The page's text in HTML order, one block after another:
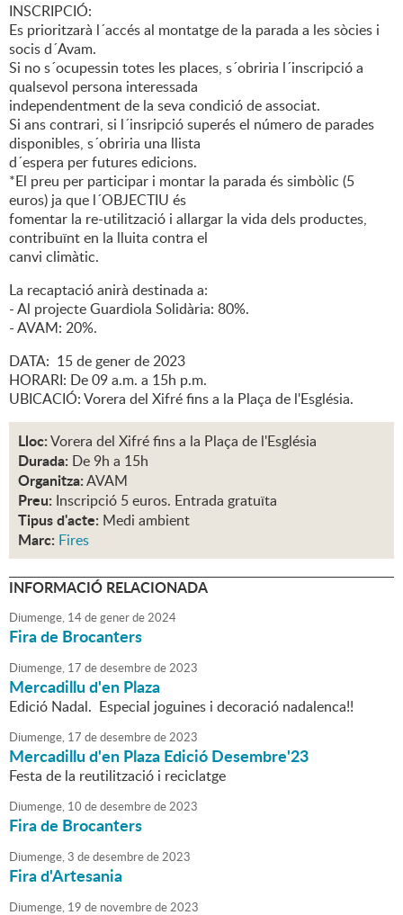
INSCRIPCIÓ:
Es prioritzarà l´accés al montatge de la parada a les sòcies i
socis d´Avam.
Si no s´ocupessin totes les places, s´obriria l´inscripció a
qualsevol persona interessada
independentment de la seva condició de associat.
Si ans contrari, si l´insripció superés el número de parades
disponibles, s´obriria una llista
d´espera per futures edicions.
*El preu per participar i montar la parada és simbòlic (5
euros) ja que l´OBJECTIU és
fomentar la re-utilització i allargar la vida dels productes,
contribuïnt en la lluita contra el
canvi climàtic.
La recaptació anirà destinada a:
- Al projecte Guardiola Solidària: 80%.
- AVAM: 20%.
DATA: 15 de gener de 2023
HORARI: De 09 a.m. a 15h p.m.
UBICACIÓ: Vorera del Xifré fins a la Plaça de l'Església.
Lloc:Vorera del Xifré fins a la Plaça de l'Església
Durada: De 9h a 15h
Organitza:AVAM
Preu: Inscripció 5 euros. Entrada gratuïta
Tipus d'acte: Medi ambient
Marc: Fires
INFORMACIÓ RELACIONADA
Diumenge, 14degenerde2024
Fira de Brocanters
Diumenge, 17 dedesembrede2023
Mercadillu d'en Plaza
Edició Nadal. Especial joguines i decoració nadalenca!!
Diumenge, 17 dedesembrede2023
Mercadillu d'en Plaza Edició Desembre'23
Festa de la reutilització i reciclatge
Diumenge, 10 dedesembrede2023
Fira de Brocanters
Diumenge,3 dedesembrede2023
Fira d'Artesania
Diumenge, 19 de novembrede2023